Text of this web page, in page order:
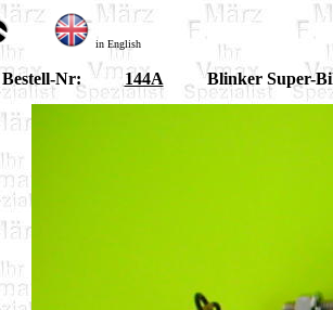
in English
Bestell-Nr: 144A Blinker Super-